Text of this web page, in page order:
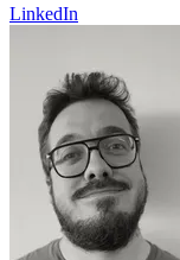
LinkedIn